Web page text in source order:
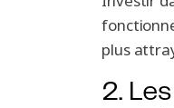
plus
2.